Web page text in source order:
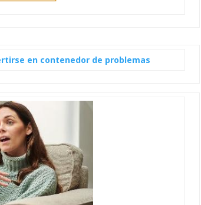
en contenedor de problemas